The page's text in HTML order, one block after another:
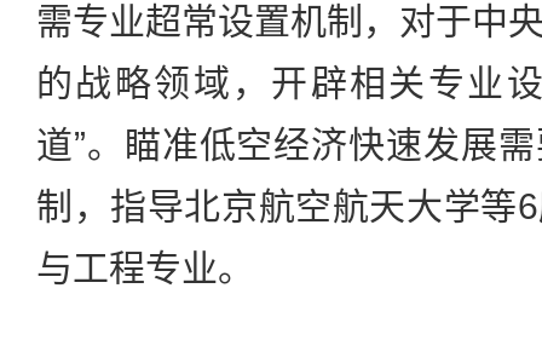
需专业超常设置机制，对于中
的战略领域，开辟相关专业
道”。瞄准低空经济快速发展
制，指导北京航空航天大学等
与工程专业。